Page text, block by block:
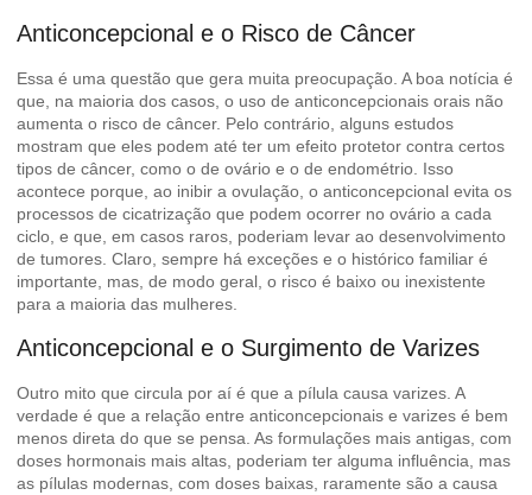
Anticoncepcional e o Risco de Câncer
Essa é uma questão que gera muita preocupação. A boa notícia é
que, na maioria dos casos, o uso de anticoncepcionais orais não
aumenta o risco de câncer. Pelo contrário, alguns estudos
mostram que eles podem até ter um efeito protetor contra certos
tipos de câncer, como o de ovário e o de endométrio. Isso
acontece porque, ao inibir a ovulação, o anticoncepcional evita os
processos de cicatrização que podem ocorrer no ovário a cada
ciclo, e que, em casos raros, poderiam levar ao desenvolvimento
de tumores. Claro, sempre há exceções e o histórico familiar é
importante, mas, de modo geral, o risco é baixo ou inexistente
para a maioria das mulheres.
Anticoncepcional e o Surgimento de Varizes
Outro mito que circula por aí é que a pílula causa varizes. A
verdade é que a relação entre anticoncepcionais e varizes é bem
menos direta do que se pensa. As formulações mais antigas, com
doses hormonais mais altas, poderiam ter alguma influência, mas
as pílulas modernas, com doses baixas, raramente são a causa